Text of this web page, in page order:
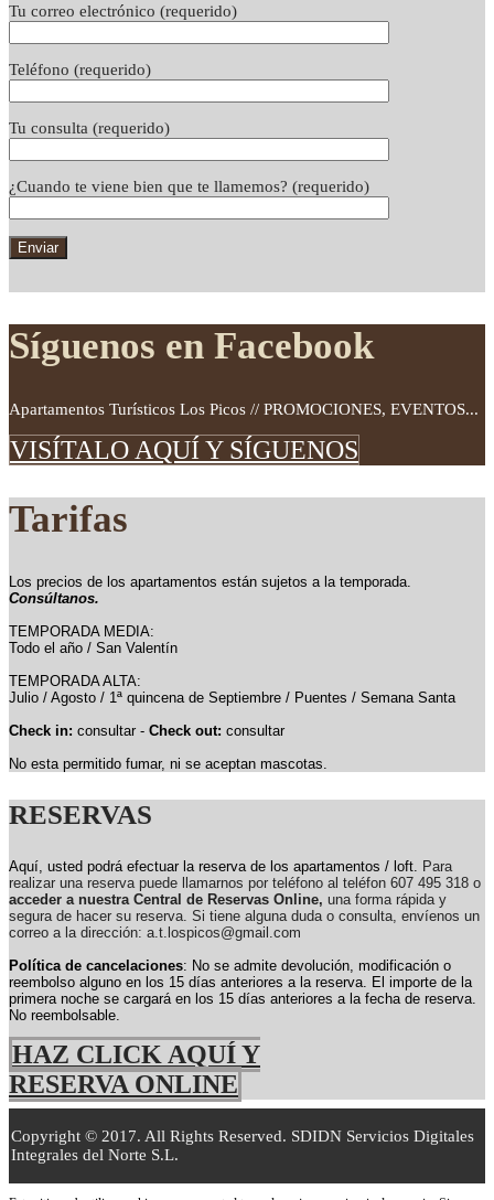
Tu correo electrónico (requerido)
Teléfono (requerido)
Tu consulta (requerido)
¿Cuando te viene bien que te llamemos? (requerido)
Síguenos en Facebook
Apartamentos Turísticos Los Picos // PROMOCIONES, EVENTOS...
VISÍTALO AQUÍ Y SÍGUENOS
Tarifas
Los precios de los apartamentos están sujetos a la temporada.
Consúltanos.
TEMPORADA MEDIA:
Todo el año / San Valentín
TEMPORADA ALTA:
Julio / Agosto / 1ª quincena de Septiembre / Puentes / Semana Santa
Check in: consultar - Check out: consultar
No esta permitido fumar, ni se aceptan mascotas.
RESERVAS
Aquí, usted podrá efectuar la reserva de los apartamentos / loft.
Para
realizar una reserva puede llamarnos por teléfono al teléfon 607 495 318 o
acceder a nuestra Central de Reservas Online, una forma rápida y
segura de hacer su reserva. Si tiene alguna duda o consulta, envíenos un
correo a la dirección: a.t.lospicos@gmail.com
Política de cancelaciones: No se admite devolución, modificación o
reembolso alguno en los 15 días anteriores a la reserva.
El importe de la
primera noche se cargará en los 15 días anteriores a la fecha de reserva.
No reembolsable.
HAZ CLICK AQUÍ Y
RESERVA ONLINE
Copyright © 2017. All Rights Reserved. SDIDN Servicios Digitales
Integrales del Norte S.L.